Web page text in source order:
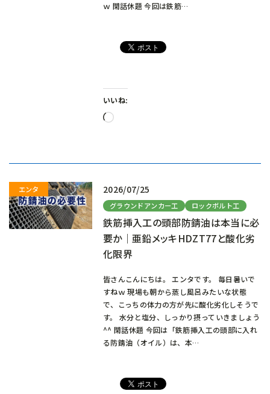
ｗ 閑話休題 今回は鉄筋…
いいね:
読
2026/07/25
グラウンドアンカー工 ロックボルト工
鉄筋挿入工の頭部防錆油は本当に必
要か｜亜鉛メッキHDZT77と酸化劣
化限界
皆さんこんにちは。 エンタです。 毎日暑いで
すねｗ 現場も朝から蒸し風呂みたいな状態
で、こっちの体力の方が先に酸化劣化しそうで
す。 水分と塩分、しっかり摂っていきましょう
^^ 閑話休題 今回は「鉄筋挿入工の頭部に入れ
る防錆油（オイル）は、本…